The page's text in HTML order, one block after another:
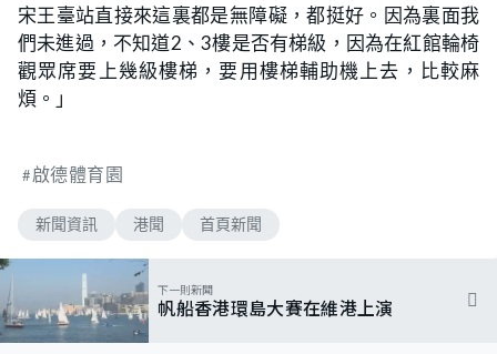
宋王臺站直接來這裏都是無障礙，都挺好。因為裏面我
們未進過，不知道2、3樓是否有梯級，因為在紅館輪椅
觀眾席要上幾級樓梯，要用樓梯輔助機上去，比較麻
煩。」
啟德體育園
新聞資訊 港聞 首頁新聞
下一則新聞
帆船香港環島大賽在維港上演